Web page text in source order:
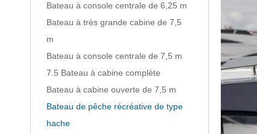
Bateau à console centrale de 6,25 m
Bateau à très grande cabine de 7,5
m
Bateau à console centrale de 7,5 m
7.5 Bateau à cabine complète
Bateau à cabine ouverte de 7,5 m
Bateau de pêche récréative de type
hache